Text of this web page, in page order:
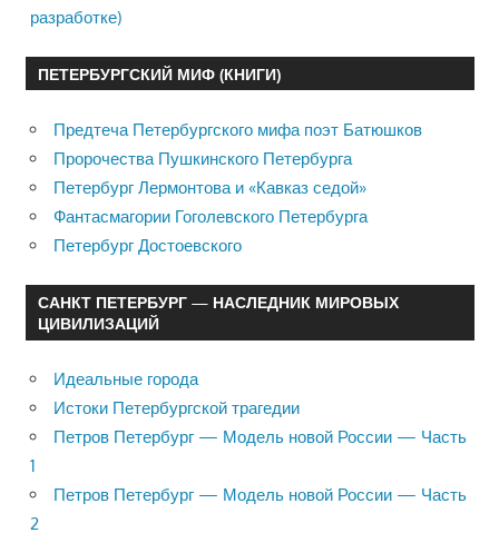
разработке)
ПЕТЕРБУРГСКИЙ МИФ (КНИГИ)
Предтеча Петербургского мифа поэт Батюшков
Пророчества Пушкинского Петербурга
Петербург Лермонтова и «Кавказ седой»
Фантасмагории Гоголевского Петербурга
Петербург Достоевского
САНКТ ПЕТЕРБУРГ — НАСЛЕДНИК МИРОВЫХ
ЦИВИЛИЗАЦИЙ
Идеальные города
Истоки Петербургской трагедии
Петров Петербург — Модель новой России — Часть
1
Петров Петербург — Модель новой России — Часть
2